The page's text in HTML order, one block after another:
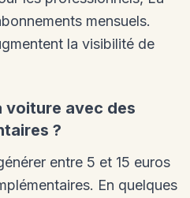
mensuels.
la visibilité de
voiture avec des
?
entre 5 et 15 euros
En quelques